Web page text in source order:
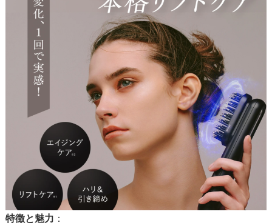
特徴と魅力 ：